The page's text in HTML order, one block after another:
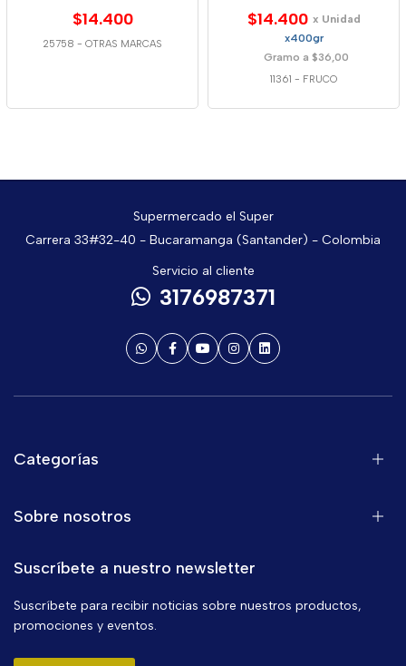
$14.400
25758 - OTRAS MARCAS
$14.400 x Unidad
x400gr
Gramo a $36,00
11361 - FRUCO
Supermercado el Super
Carrera 33#32-40 - Bucaramanga (Santander) - Colombia
Servicio al cliente
3176987371
Categorías
Sobre nosotros
Suscríbete a nuestro newsletter
Suscríbete para recibir noticias sobre nuestros productos,
promociones y eventos.